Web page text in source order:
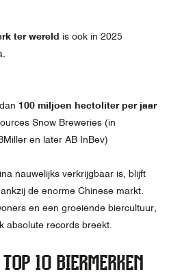
ter wereld is ook in 2025
100 miljoen hectoliter per jaar
Snow Breweries (in
en later AB InBev)
nauwelijks verkrijgbaar is, blijft
de enorme Chinese markt.
en een groeiende biercultuur,
absolute records breekt.
10 BIERMERKEN